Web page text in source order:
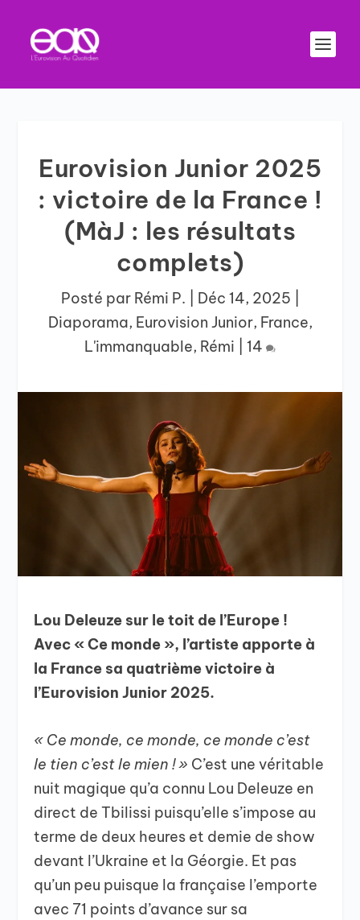
Eurovision Junior 2025
: victoire de la France !
(MàJ : les résultats
complets)
Posté par Rémi P. Déc 14, 2025
Diaporama, Eurovision Junior, France,
L'immanquable, Rémi 14
Lou Deleuze sur le toit de l’Europe !
Avec « Ce monde », l’artiste apporte à
la France sa quatrième victoire à
l’Eurovision Junior 2025.
« Ce monde, ce monde, ce monde c’est
le tien c’est le mien ! » C’est une véritable
nuit magique qu’a connu Lou Deleuze en
direct de Tbilissi puisqu’elle s’impose au
terme de deux heures et demie de show
devant l’Ukraine et la Géorgie. Et pas
qu’un peu puisque la française l’emporte
avec 71 points d’avance sur sa